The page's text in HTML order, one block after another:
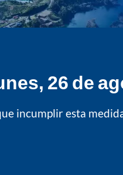
26 de
incumplir esta